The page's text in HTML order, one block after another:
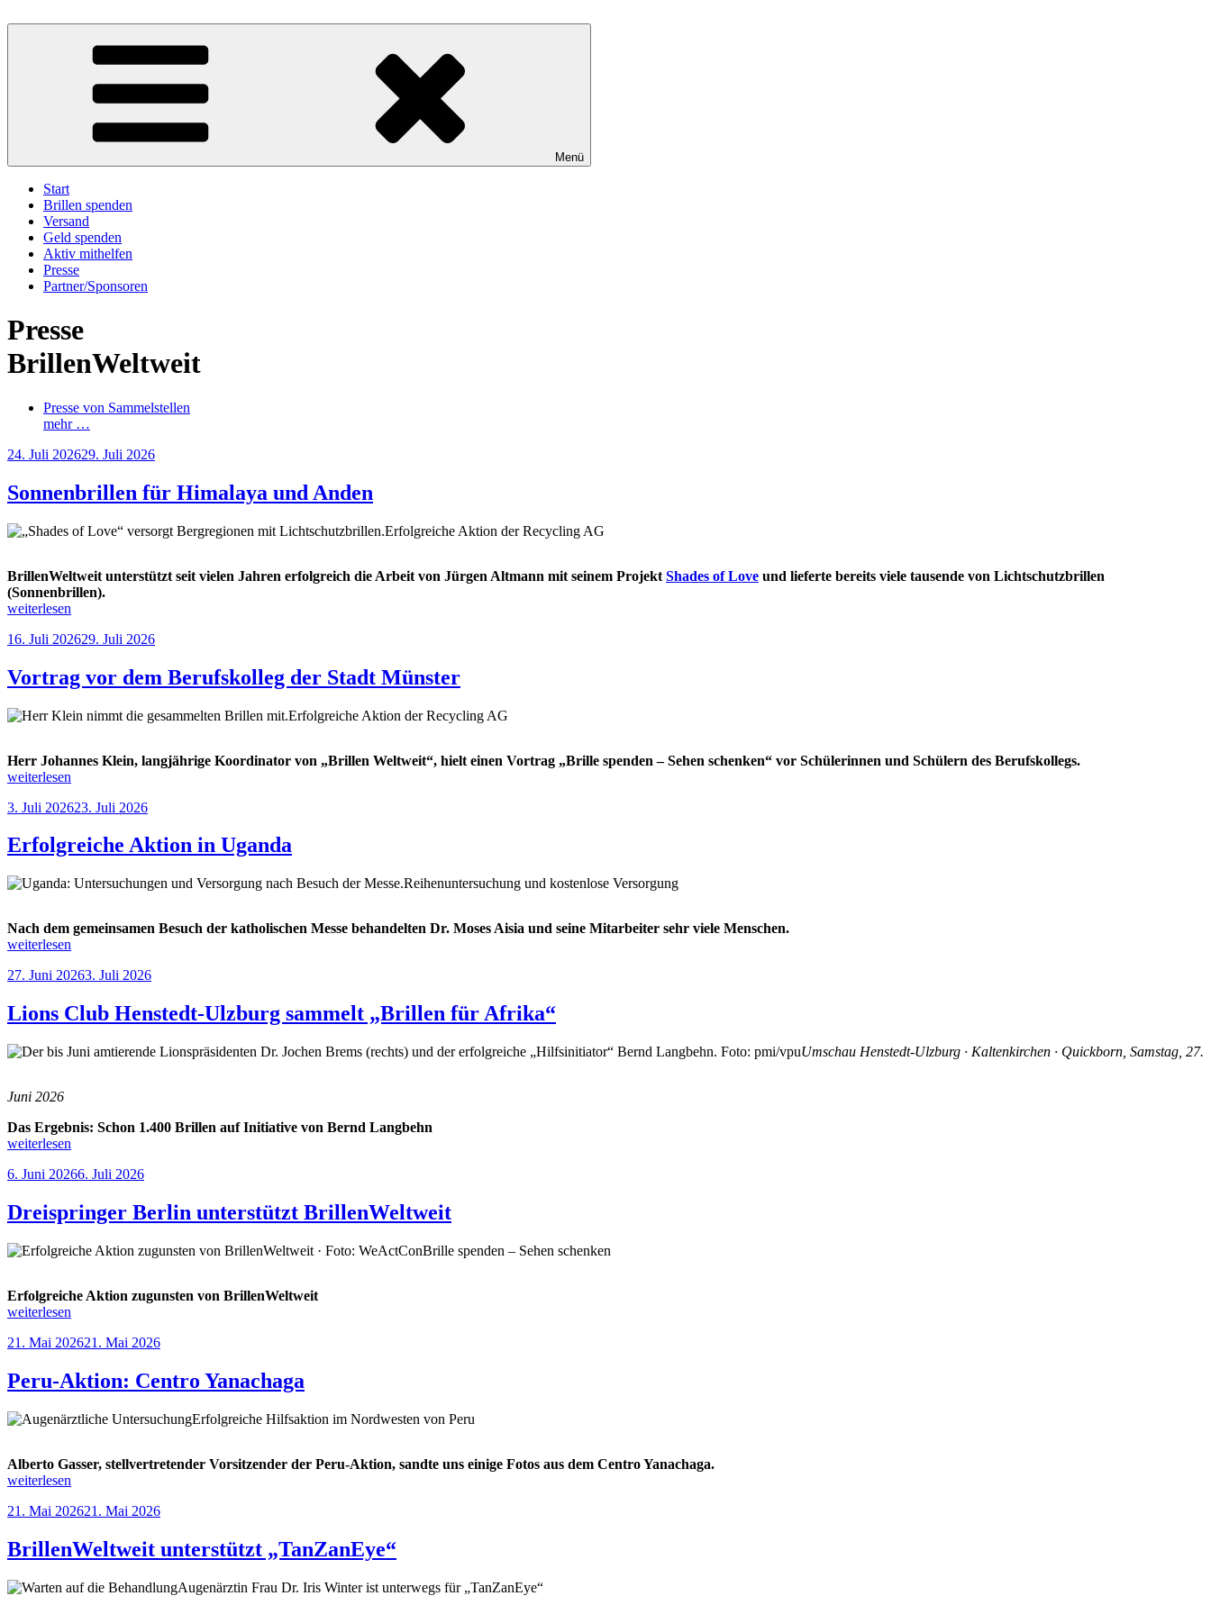
Inhalt
BrillenWeltweit: Brillen spenden – Sehen schenken
Eine Aktion unter der Trägerschaft des Deutschen Katholischen Blindenwerks e.V.
Menü
Start
Brillen spenden
Versand
Geld spenden
Aktiv mithelfen
Presse
Partner/Sponsoren
Presse
BrillenWeltweit
Presse von Sammelstellen
mehr …
Veröffentlicht
24. Juli 202629. Juli 2026
Sonnenbrillen für Himalaya und Anden
Erfolgreiche Aktion der Recycling AG
BrillenWeltweit unterstützt seit vielen Jahren erfolgreich die Arbeit von Jürgen Altmann mit seinem Projekt Shades of Love und lieferte bereits viele tausende von Lichtschutzbrillen
(Sonnenbrillen).
„Sonnenbrillen
Himalaya
Anden“
weiterlesen
Veröffentlicht
16. Juli 202629. Juli 2026
Vortrag vor dem Berufskolleg der Stadt Münster
Erfolgreiche Aktion der Recycling AG
Herr Johannes Klein, langjährige Koordinator von „Brillen Weltweit“, hielt einen Vortrag „Brille spenden – Sehen schenken“ vor Schülerinnen und Schülern des Berufskollegs.
„Vortrag
dem
der
Stadt
Münster“
weiterlesen
Veröffentlicht
3. Juli 202623. Juli 2026
Erfolgreiche Aktion in Uganda
Reihenuntersuchung und kostenlose Versorgung
Nach dem gemeinsamen Besuch der katholischen Messe behandelten Dr. Moses Aisia und seine Mitarbeiter sehr viele Menschen.
„Erfolgreiche
in
weiterlesen
Veröffentlicht
27. Juni 20263. Juli 2026
Lions Club Henstedt-Ulzburg sammelt „Brillen für Afrika“
Umschau Henstedt-Ulzburg · Kaltenkirchen · Quickborn, Samstag, 27.
Juni 2026
Das Ergebnis: Schon 1.400 Brillen auf Initiative von Bernd Langbehn
„Lions
Henstedt-
sammelt
„Brillen
für
Afrika““
weiterlesen
Veröffentlicht
6. Juni 20266. Juli 2026
Dreispringer Berlin unterstützt BrillenWeltweit
Brille spenden – Sehen schenken
Erfolgreiche Aktion zugunsten von BrillenWeltweit
„Dreispringer
unterstützt
weiterlesen
Veröffentlicht
21. Mai 202621. Mai 2026
Peru-Aktion: Centro Yanachaga
Erfolgreiche Hilfsaktion im Nordwesten von Peru
Alberto Gasser, stellvertretender Vorsitzender der Peru-Aktion, sandte uns einige Fotos aus dem Centro Yanachaga.
„Peru-
Centro
weiterlesen
Veröffentlicht
21. Mai 202621. Mai 2026
BrillenWeltweit unterstützt „TanZanEye“
Augenärztin Frau Dr. Iris Winter ist unterwegs für „TanZanEye“